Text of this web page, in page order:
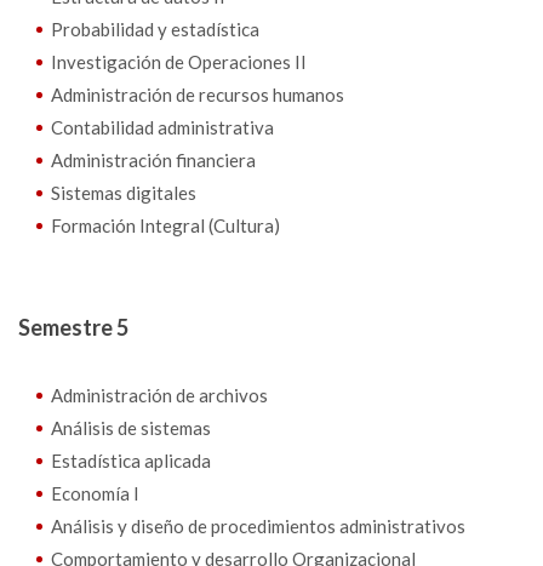
Probabilidad y estadística
Investigación de Operaciones II
Administración de recursos humanos
Contabilidad administrativa
Administración financiera
Sistemas digitales
Formación Integral (Cultura)
Semestre 5
Administración de archivos
Análisis de sistemas
Estadística aplicada
Economía I
Análisis y diseño de procedimientos administrativos
Comportamiento y desarrollo Organizacional